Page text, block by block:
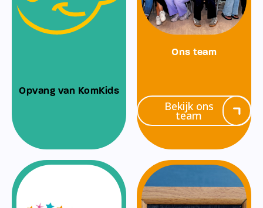
Opvang van KomKids
Ons team
Bekijk ons
team